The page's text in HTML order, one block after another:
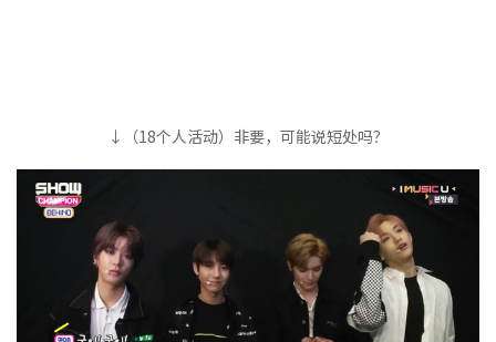
↓（18个人活动）非要，可能说短处吗？